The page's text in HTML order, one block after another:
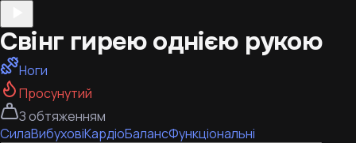
Свінг гирею однією рукою
Ноги
Просунутий
З обтяженням
СилаВибуховіКардіоБалансФункціональні